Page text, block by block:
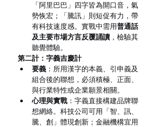
「阿里巴巴」四字皆為開口音，氣
勢恢宏；「騰訊」則短促有力，帶
有科技速度感。實戰中需用普通話
及主要市場方言反覆誦讀 ，檢驗其
聽覺體驗。
第二計：字義吉慶計
要義 ：所用漢字的本義、引申義及
組合後的聯想，必須積極、正面、
與行業特性或企業願景相關。
心理與實戰 ：字義直接構建品牌聯
想網絡。科技公司可用「智、訊、
騰、創」體現創新；金融機構宜用